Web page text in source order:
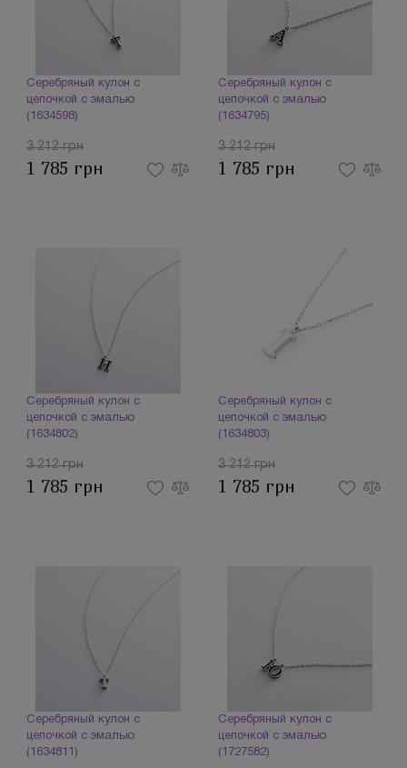
Серебряный кулон с
цепочкой с эмалью
(1634598)
3 212 грн
1 785 грн
Серебряный кулон с
цепочкой с эмалью
(1634795)
3 212 грн
1 785 грн
Серебряный кулон с
цепочкой с эмалью
(1634802)
3 212 грн
1 785 грн
Серебряный кулон с
цепочкой с эмалью
(1634803)
3 212 грн
1 785 грн
Серебряный кулон с
цепочкой с эмалью
(1634811)
Серебряный кулон с
цепочкой с эмалью
(1727582)